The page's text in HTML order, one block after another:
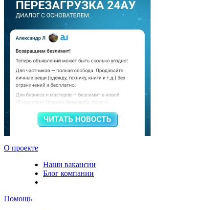
О проекте
Наши вакансии
Блог компании
Помощь